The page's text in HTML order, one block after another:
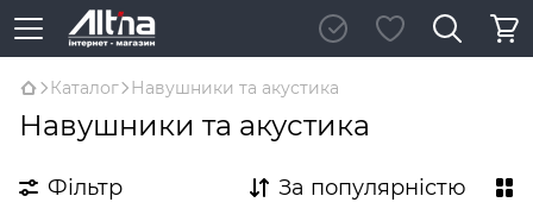
Каталог Навушники та акустика
Навушники та акустика
Фільтр За популярністю